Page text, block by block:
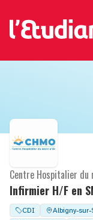
Infirmier H/F en
Centre Hospitalier du
CDI Albigny-sur-